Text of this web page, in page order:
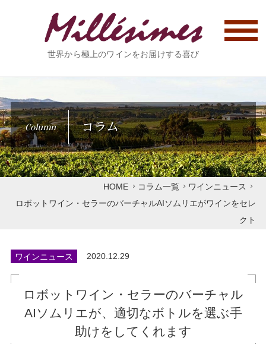
世界から極上のワインをお届けする喜び
Column コラム
HOME コラム一覧
ワインニュース
ロボットワイン・セラーのバーチャルAIソムリエがワインをセレ
クト
ワインニュース 2020.12.29
ロボットワイン・セラーのバーチャル
AIソムリエが、適切なボトルを選ぶ手
助けをしてくれます